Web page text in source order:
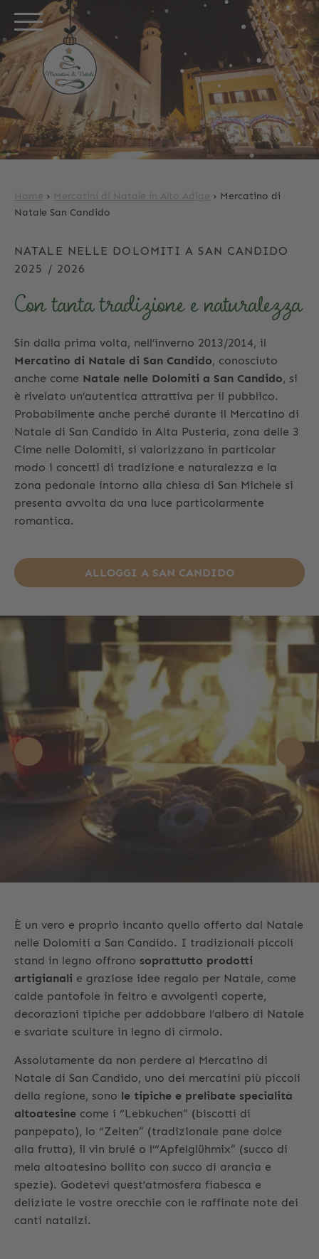
Home › Mercatini di Natale in Alto Adige › Mercatino di
Natale San Candido
NATALE NELLE DOLOMITI A SAN CANDIDO
2025 / 2026
Con tanta tradizione e naturalezza
Sin dalla prima volta, nell’inverno 2013/2014, il
Mercatino di Natale di San Candido, conosciuto
anche come Natale nelle Dolomiti a San Candido, si
è rivelato un’autentica attrattiva per il pubblico.
Probabilmente anche perché durante il Mercatino di
Natale di San Candido in Alta Pusteria, zona delle 3
Cime nelle Dolomiti, si valorizzano in particolar
modo i concetti di tradizione e naturalezza e la
zona pedonale intorno alla chiesa di San Michele si
presenta avvolta da una luce particolarmente
romantica.
ALLOGGI A SAN CANDIDO
È un vero e proprio incanto quello offerto dal Natale
nelle Dolomiti a San Candido. I tradizionali piccoli
stand in legno offrono soprattutto prodotti
artigianali e graziose idee regalo per Natale, come
calde pantofole in feltro e avvolgenti coperte,
decorazioni tipiche per addobbare l’albero di Natale
e svariate sculture in legno di cirmolo.
Assolutamente da non perdere al Mercatino di
Natale di San Candido, uno dei mercatini più piccoli
della regione, sono le tipiche e prelibate specialità
altoatesine come i “Lebkuchen” (biscotti di
panpepato), lo “Zelten” (tradizionale pane dolce
alla frutta), il vin brulé o l’“Apfelglühmix” (succo di
mela altoatesino bollito con succo di arancia e
spezie). Godetevi quest’atmosfera fiabesca e
deliziate le vostre orecchie con le raffinate note dei
canti natalizi.